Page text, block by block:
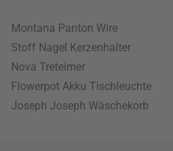
Montana Panton Wire
Stoff Nagel Kerzenhalter
Nova Treteimer
Flowerpot Akku Tischleuchte
Joseph Joseph Wäschekorb